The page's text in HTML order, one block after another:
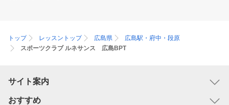
トップ レッスントップ 広島県
広島駅・府中・段原
スポーツクラブ ルネサンス 広島BPT
サイト案内
おすすめ